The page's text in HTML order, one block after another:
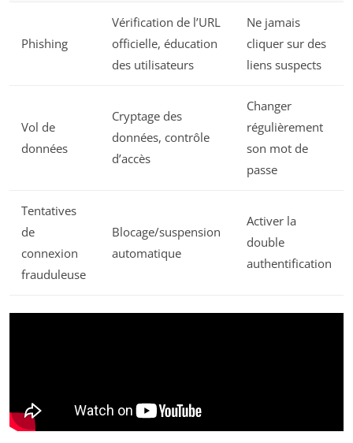
Phishing
Vérification de l’URL
officielle, éducation
des utilisateurs
Ne jamais
cliquer sur des
liens suspects
Vol de
données
Cryptage des
données, contrôle
d’accès
Changer
régulièrement
son mot de
passe
Tentatives
de
connexion
frauduleuse
Blocage/suspension
automatique
Activer la
double
authentification